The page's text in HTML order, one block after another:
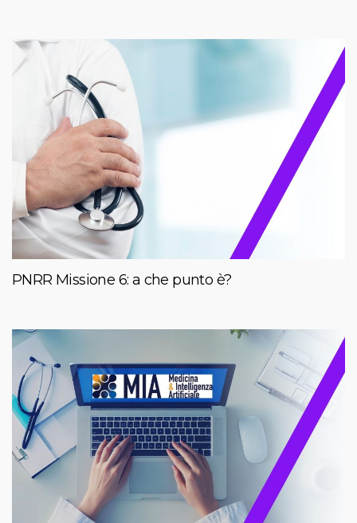
PNRR Missione 6: a che punto è?